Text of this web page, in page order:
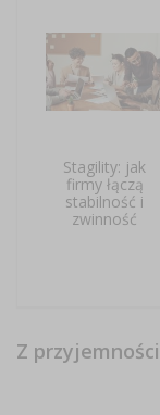
Stagility: jak
firmy łączą
stabilność i
zwinność
Z